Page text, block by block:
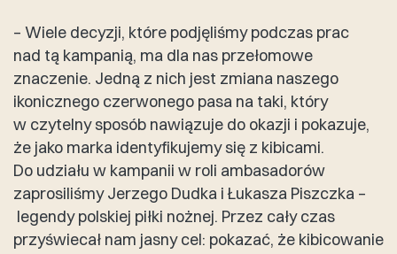
– Wiele decyzji, które podjęliśmy podczas prac
nad tą kampanią, ma dla nas przełomowe
znaczenie. Jedną z nich jest zmiana naszego
ikonicznego czerwonego pasa na taki, który
w czytelny sposób nawiązuje do okazji i pokazuje,
że jako marka identyfikujemy się z kibicami.
Do udziału w kampanii w roli ambasadorów
zaprosiliśmy Jerzego Dudka i Łukasza Piszczka –
legendy polskiej piłki nożnej. Przez cały czas
przyświecał nam jasny cel: pokazać, że kibicowanie